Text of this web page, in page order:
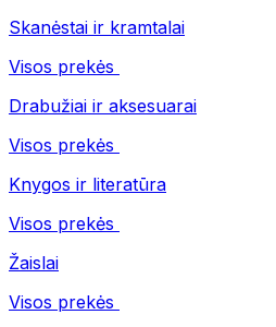
Skanėstai ir kramtalai
Visos prekės
Drabužiai ir aksesuarai
Visos prekės
Knygos ir literatūra
Visos prekės
Žaislai
Visos prekės